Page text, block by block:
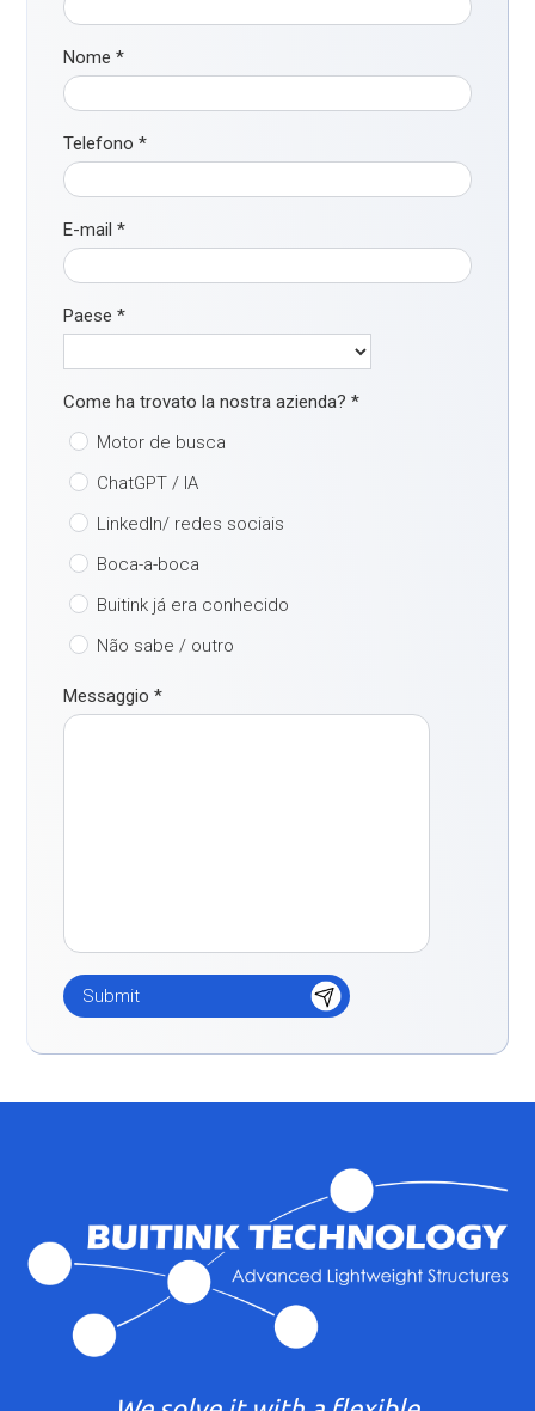
Nome*
Telefono*
E-mail*
Paese*
Come ha trovato la nostra azienda?*
Motor de busca
ChatGPT / IA
LinkedIn/ redes sociais
Boca-a-boca
Buitink já era conhecido
Não sabe / outro
Messaggio*